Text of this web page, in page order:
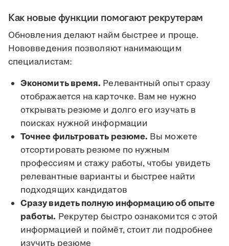
Как новые функции помогают рекрутерам
Обновления делают найм быстрее и проще.
Нововведения позволяют нанимающим
специалистам:
Экономить время. Релевантный опыт сразу
отображается на карточке. Вам не нужно
открывать резюме и долго его изучать в
поисках нужной информации
Точнее фильтровать резюме. Вы можете
отсортировать резюме по нужным
профессиям и стажу работы, чтобы увидеть
релевантные варианты и быстрее найти
подходящих кандидатов
Сразу видеть полную информацию об опыте
работы. Рекрутер быстро ознакомится с этой
информацией и поймёт, стоит ли подробнее
изучить резюме